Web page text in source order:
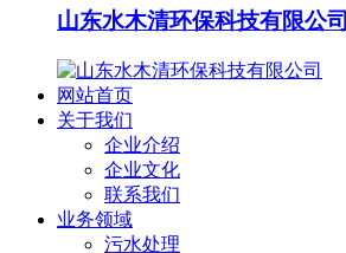
山东水木清环保科技有限公司
网站首页
关于我们
企业介绍
企业文化
联系我们
业务领域
污水处理